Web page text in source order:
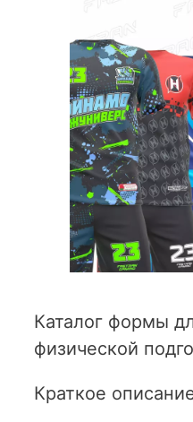
Каталог формы
физической
Краткое